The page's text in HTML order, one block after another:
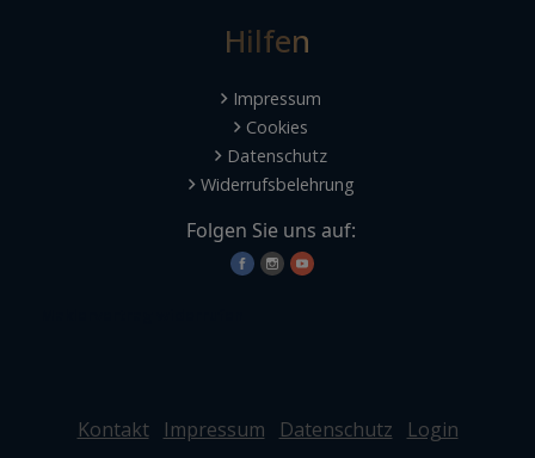
Hilfen
Impressum
Cookies
Datenschutz
Widerrufsbelehrung
Folgen Sie uns auf:
Kontakt Impressum Datenschutz Login